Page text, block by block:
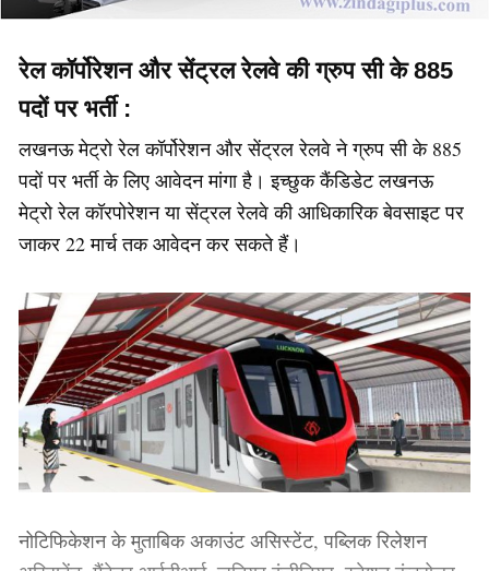
रेल कॉर्पोरेशन और सेंट्रल रेलवे की ग्रुप सी के 885
पदों पर भर्ती :
लखनऊ मेट्रो रेल कॉर्पोरेशन और सेंट्रल रेलवे ने ग्रुप सी के 885
पदों पर भर्ती के लिए आवेदन मांगा है। इच्छुक कैंडिडेट लखनऊ
मेट्रो रेल कॉरपोरेशन या सेंट्रल रेलवे की आधिकारिक बेवसाइट पर
जाकर 22 मार्च तक आवेदन कर सकते हैं।
नोटिफिकेशन के मुताबिक अकाउंट असिस्टेंट, पब्लिक रिलेशन